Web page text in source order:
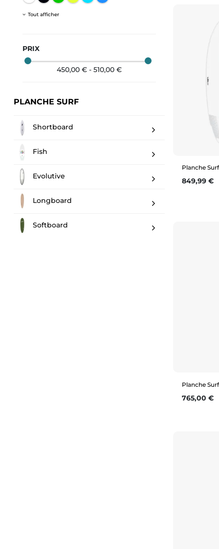
Tout afficher
PRIX
450,00 € - 510,00 €
PLANCHE SURF
Shortboard
Fish
Evolutive
Longboard
Softboard
Planche
Prix
849,99 €
Planche
Prix
765,00 €